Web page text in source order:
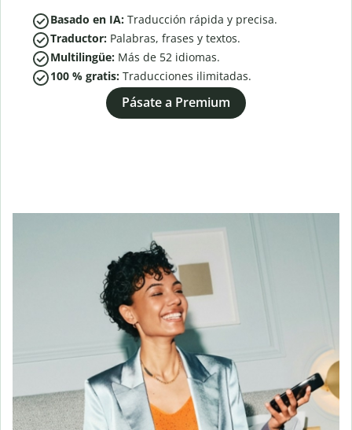
Basado en IA: Traducción rápida y precisa.
Traductor: Palabras, frases y textos.
Multilingüe: Más de 52 idiomas.
100 % gratis: Traducciones ilimitadas.
Pásate a Premium